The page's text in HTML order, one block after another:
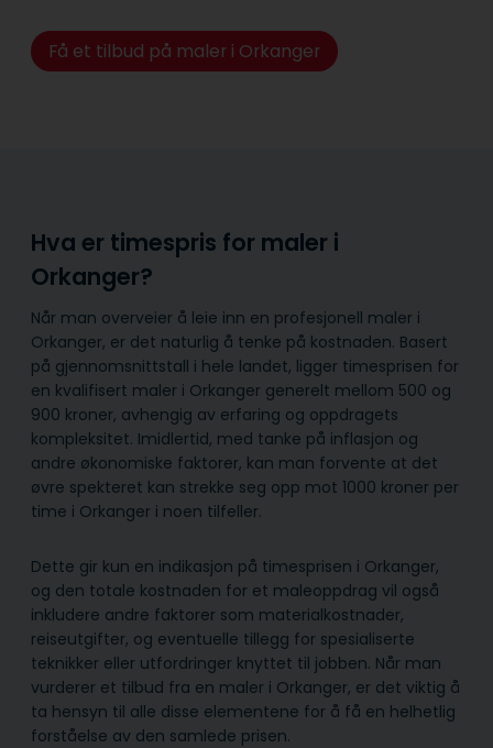
Få et tilbud på maler i Orkanger
Hva er timespris for maler i
Orkanger?
Når man overveier å leie inn en profesjonell maler i
Orkanger, er det naturlig å tenke på kostnaden. Basert
på gjennomsnittstall i hele landet, ligger timesprisen for
en kvalifisert maler i Orkanger generelt mellom 500 og
900 kroner, avhengig av erfaring og oppdragets
kompleksitet. Imidlertid, med tanke på inflasjon og
andre økonomiske faktorer, kan man forvente at det
øvre spekteret kan strekke seg opp mot 1000 kroner per
time i Orkanger i noen tilfeller.
Dette gir kun en indikasjon på timesprisen i Orkanger,
og den totale kostnaden for et maleoppdrag vil også
inkludere andre faktorer som materialkostnader,
reiseutgifter, og eventuelle tillegg for spesialiserte
teknikker eller utfordringer knyttet til jobben. Når man
vurderer et tilbud fra en maler i Orkanger, er det viktig å
ta hensyn til alle disse elementene for å få en helhetlig
forståelse av den samlede prisen.